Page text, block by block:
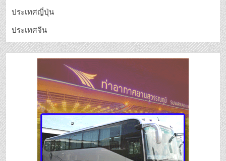
ประเทศญี่ปุ่น
ประเทศจีน